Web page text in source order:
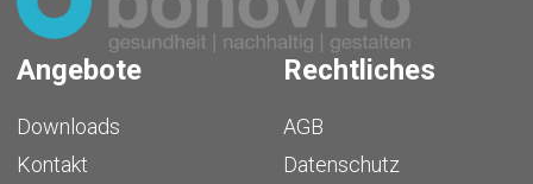
Angebote
Downloads
Kontakt
Rechtliches
AGB
Datenschutz